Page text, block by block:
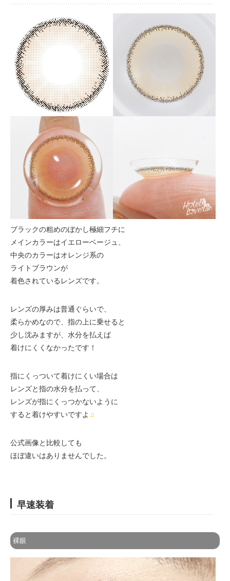
ブラックの粗めのぼかし極細フチに
メインカラーはイエローベージュ、
中央のカラーはオレンジ系の
ライトブラウンが
着色されているレンズです。
レンズの厚みは普通ぐらいで、
柔らかめなので、指の上に乗せると
少し沈みますが、水分を払えば
着けにくくなかったです！
指にくっついて着けにくい場合は
レンズと指の水分を払って、
レンズが指にくっつかないように
すると着けやすいですよ ♫
公式画像と比較しても
ほぼ違いはありませんでした。
早速装着
裸眼